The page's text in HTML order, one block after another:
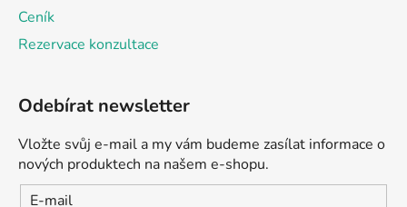
Ceník
Rezervace konzultace
Odebírat newsletter
Vložte svůj e-mail a my vám budeme zasílat informace o
nových produktech na našem e-shopu.
E-mail